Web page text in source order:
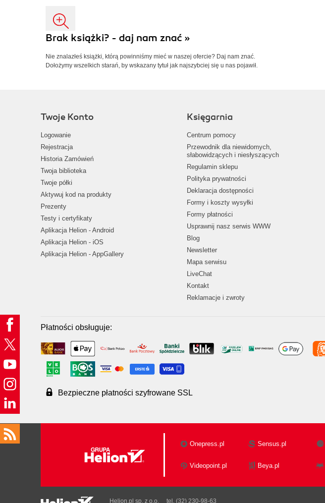
Brak książki? - daj nam znać »
Nie znalazłeś książki, którą powinniśmy mieć w naszej ofercie? Daj nam znać.
Dołożymy wszelkich starań, by wskazany tytuł jak najszybciej się u nas pojawił.
Twoje Konto
Logowanie
Rejestracja
Historia Zamówień
Twoja biblioteka
Twoje półki
Aktywuj kod na produkty
Prezenty
Testy i certyfikaty
Aplikacja Helion - Android
Aplikacja Helion - iOS
Aplikacja Helion - AppGallery
Księgarnia
Centrum pomocy
Przewodnik dla niewidomych,
słabowidzących i niesłyszących
Regulamin sklepu
Polityka prywatności
Deklaracja dostępności
Formy i koszty wysyłki
Formy płatności
Usprawnij nasz serwis WWW
Blog
Newsletter
Mapa serwisu
LiveChat
Kontakt
Reklamacje i zwroty
Płatności obsługuje:
Bezpieczne płatności szyfrowane SSL
Onepress.pl Sensus.pl
Videopoint.pl Beya.pl
Helion.pl sp. z o.o. tel. (32) 230-98-63